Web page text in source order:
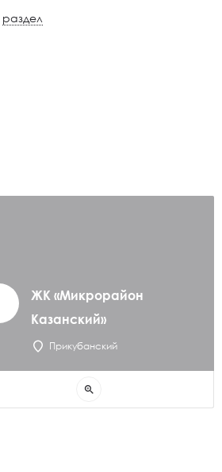
раздел
ЖК «Микрорайон
Казанский»
Прикубанский
zoom_in